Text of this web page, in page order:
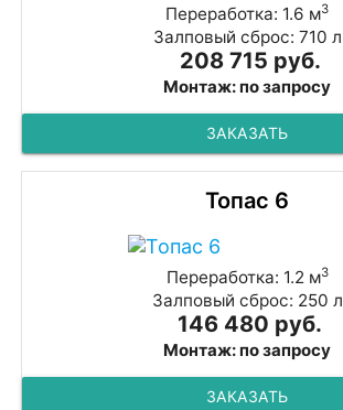
Переработка: 1.6 м3
Залповый сброс: 710 л
208 715 руб.
Монтаж: по запросу
ЗАКАЗАТЬ
Топас 6
Переработка: 1.2 м3
Залповый сброс: 250 л
146 480 руб.
Монтаж: по запросу
ЗАКАЗАТЬ